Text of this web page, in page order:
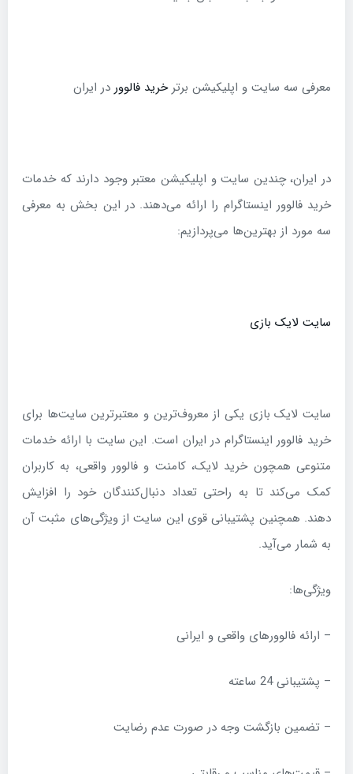
معرفی سه سایت و اپلیکیشن برترخرید فالوور در ایران
در ایران، چندین سایت و اپلیکیشن معتبر وجود دارند که خدمات
خرید فالوور اینستاگرام را ارائه می‌دهند. در این بخش به معرفی
سه مورد از بهترین‌ها می‌پردازیم:
سایت لایک بازی
سایت لایک بازی یکی از معروف‌ترین و معتبرترین سایت‌ها برای
خرید فالوور اینستاگرام در ایران است. این سایت با ارائه خدمات
متنوعی همچون خرید لایک، کامنت و فالوور واقعی، به کاربران
کمک می‌کند تا به راحتی تعداد دنبال‌کنندگان خود را افزایش
دهند. همچنین پشتیبانی قوی این سایت از ویژگی‌های مثبت آن
به شمار می‌آید.
ویژگی‌ها:
– ارائه فالوورهای واقعی و ایرانی
– پشتیبانی 24 ساعته
– تضمین بازگشت وجه در صورت عدم رضایت